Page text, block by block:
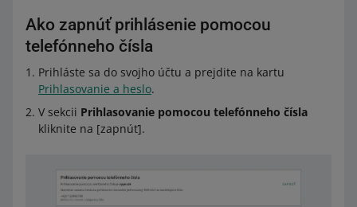
Ako zapnúť prihlásenie pomocou
telefónneho čísla
Prihláste sa do svojho účtu a prejdite na kartu
Prihlasovanie a heslo.
V sekcii Prihlasovanie pomocou telefónneho čísla
kliknite na [zapnúť].